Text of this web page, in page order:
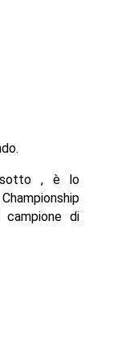
sotto , è lo
di